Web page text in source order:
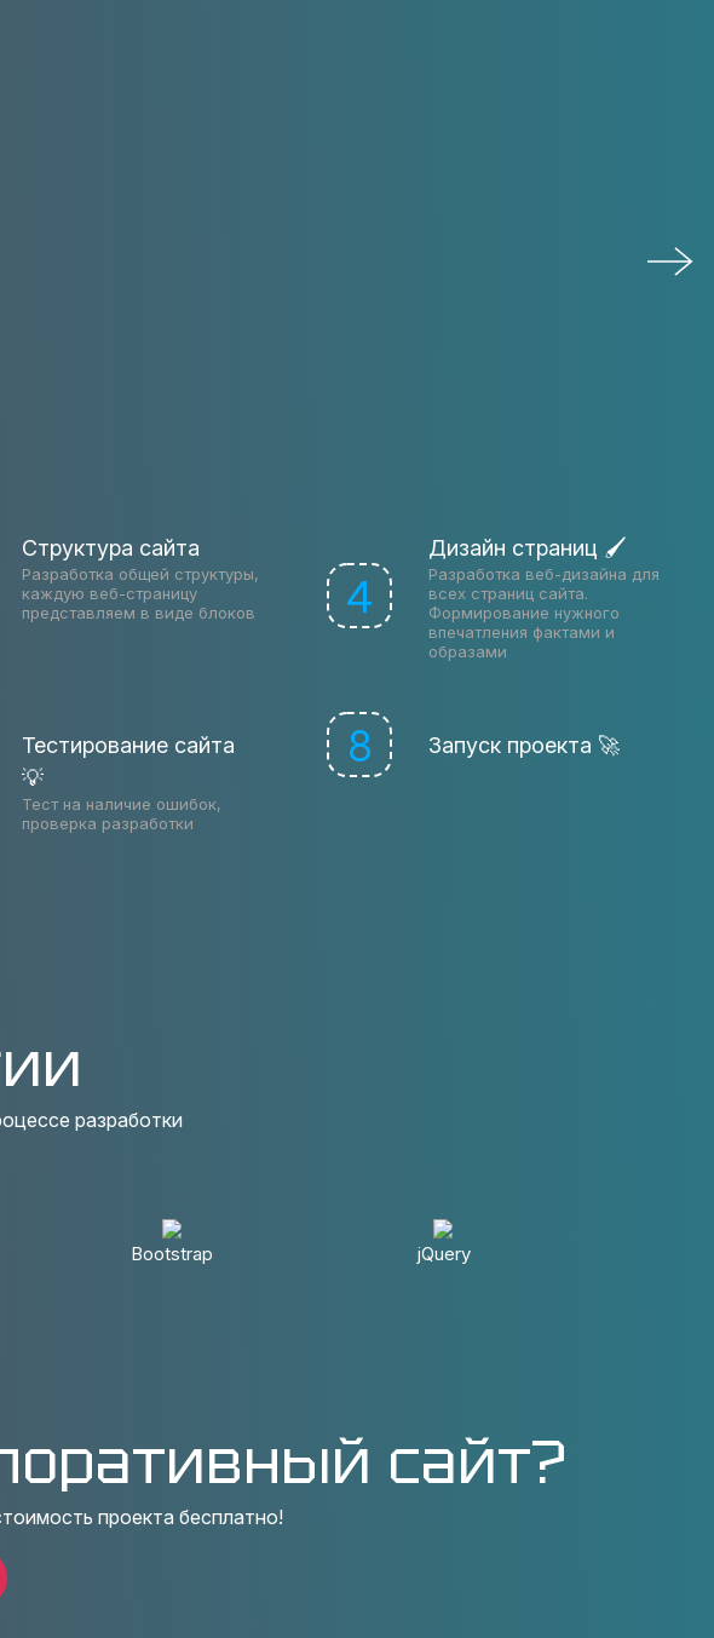
Структура сайта
Разработка общей структуры,
каждую веб-страницу
представляем в виде блоков
4
Дизайн страниц 🖌
Разработка веб-дизайна для
всех страниц сайта.
Формирование нужного
впечатления фактами и
образами
Тестирование сайта
💡
Тест на наличие ошибок,
проверка разработки
8 Запуск проекта 🚀
разработки
Bootstrap jQuery
сайт?
проекта бесплатно!